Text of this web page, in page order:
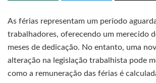
As férias representam um período
trabalhadores, oferecendo um merecido
meses de dedicação. No entanto, uma
alteração na legislação trabalhista pode
como a remuneração das férias é